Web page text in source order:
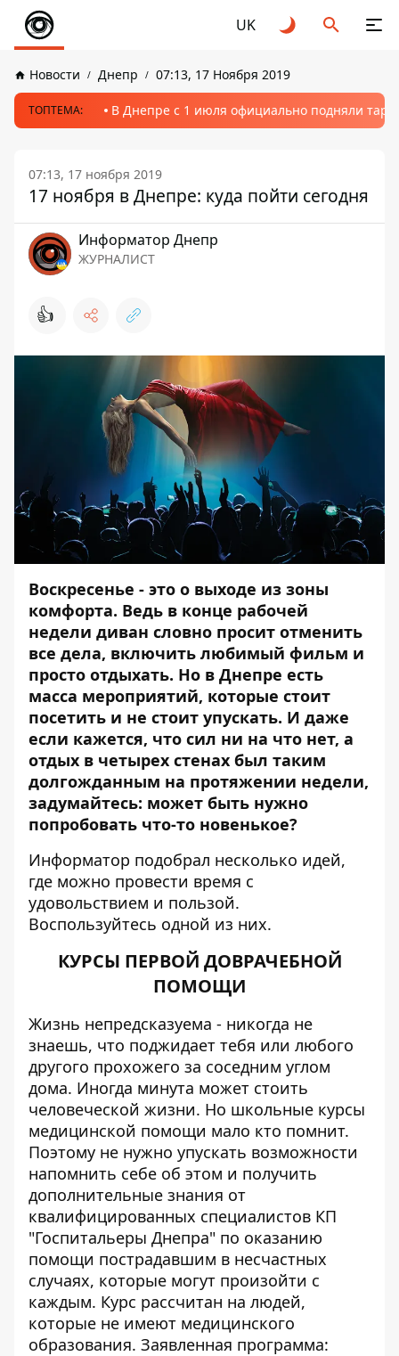
UK
Новости Днепр 07:13, 17 Ноября 2019
ТОПТЕМА: В Днепре с 1 июля официально подняли
07:13, 17 ноября 2019
17 ноября в Днепре: куда пойти сегодня
Информатор Днепр
ЖУРНАЛИСТ
👍
Воскресенье - это о выходе из зоны
комфорта. Ведь в конце рабочей
недели диван словно просит отменить
все дела, включить любимый фильм и
просто отдыхать. Но в Днепре есть
масса мероприятий, которые стоит
посетить и не стоит упускать. И даже
если кажется, что сил ни на что нет, а
отдых в четырех стенах был таким
долгожданным на протяжении недели,
задумайтесь: может быть нужно
попробовать что-то новенькое?
Информатор подобрал несколько идей,
где можно провести время с
удовольствием и пользой.
Воспользуйтесь одной из них.
КУРСЫ ПЕРВОЙ ДОВРАЧЕБНОЙ
ПОМОЩИ
Жизнь непредсказуема - никогда не
знаешь, что поджидает тебя или любого
другого прохожего за соседним углом
дома. Иногда минута может стоить
человеческой жизни. Но школьные курсы
медицинской помощи мало кто помнит.
Поэтому не нужно упускать возможности
напомнить себе об этом и получить
дополнительные знания от
квалифицированных специалистов КП
"Госпитальеры Днепра" по оказанию
помощи пострадавшим в несчастных
случаях, которые могут произойти с
каждым. Курс рассчитан на людей,
которые не имеют медицинского
образования. Заявленная программа: